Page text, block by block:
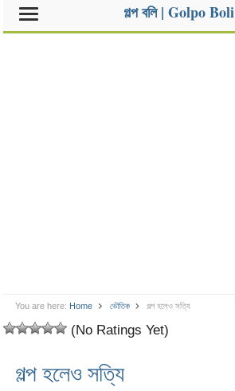
গল্প বলি | Golpo Boli
You are here: Home ভৌতিক গল্প হলেও সত্যি
(No Ratings Yet)
গল্প হলেও সত্যি